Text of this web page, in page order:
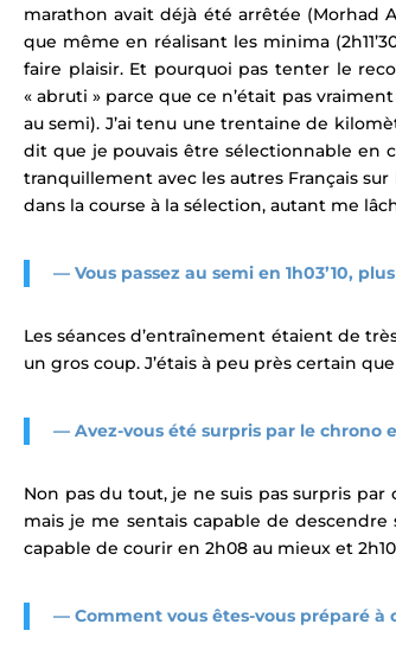
marathon avait déjà été arrêtée (Morhad
que même en réalisant les minima
faire plaisir. Et pourquoi pas tenter le
« abruti » parce que ce n’était pas
au semi). J’ai tenu une trentaine de
dit que je pouvais être sélectionnable en
tranquillement avec les autres Français
dans la course à la sélection, autant me
— Vous passez au semi en 1h03’10,
Les séances d’entraînement étaient de
un gros coup. J’étais à peu près certain
— Avez-vous été surpris par le chrono
Non pas du tout, je ne suis pas surpris par
mais je me sentais capable de descendre
capable de courir en 2h08 au mieux et
— Comment vous êtes-vous préparé à